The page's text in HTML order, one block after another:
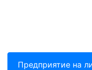
Предприятие на